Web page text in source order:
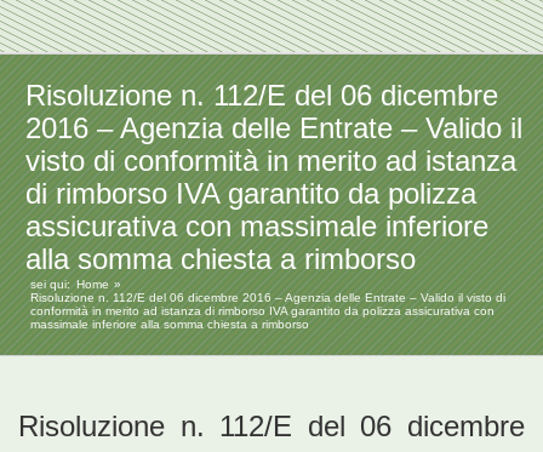
Risoluzione n. 112/E del 06 dicembre
2016 – Agenzia delle Entrate – Valido il
visto di conformità in merito ad istanza
di rimborso IVA garantito da polizza
assicurativa con massimale inferiore
alla somma chiesta a rimborso
sei qui: Home
Risoluzione n. 112/E del 06 dicembre 2016 – Agenzia delle Entrate – Valido il visto di
conformità in merito ad istanza di rimborso IVA garantito da polizza assicurativa con
massimale inferiore alla somma chiesta a rimborso
Risoluzione n. 112/E del 06 dicembre